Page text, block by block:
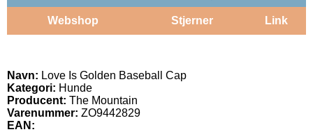
Webshop Stjerner Link
Navn: Love Is Golden Baseball Cap
Kategori: Hunde
Producent: The Mountain
Varenummer: ZO9442829
EAN: